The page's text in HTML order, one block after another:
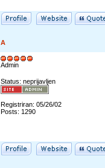
A
Admin
Status: neprijavljen
Registriran: 05/26/02
Posts: 1290